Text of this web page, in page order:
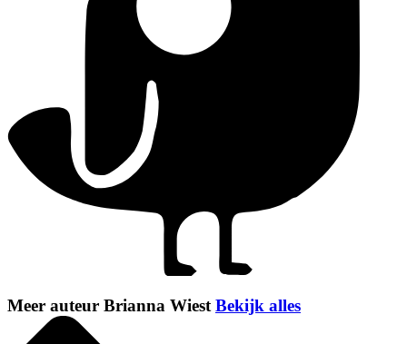
Meer auteur Brianna WiestBekijk alles